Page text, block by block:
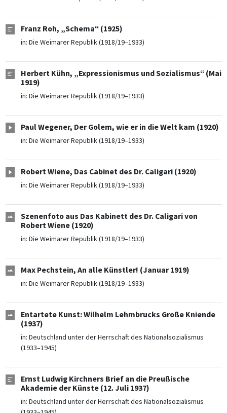
Franz Roh, „Schema“ (1925)
in: Die Weimarer Republik (1918/19–1933)
Herbert Kühn, „Expressionismus und Sozialismus“ (Mai
1919)
in: Die Weimarer Republik (1918/19–1933)
Paul Wegener, Der Golem, wie er in die Welt kam (1920)
in: Die Weimarer Republik (1918/19–1933)
Robert Wiene, Das Cabinet des Dr. Caligari (1920)
in: Die Weimarer Republik (1918/19–1933)
Szenenfoto aus Das Kabinett des Dr. Caligari von
Robert Wiene (1920)
in: Die Weimarer Republik (1918/19–1933)
Max Pechstein, An alle Künstler! (Januar 1919)
in: Die Weimarer Republik (1918/19–1933)
Entartete Kunst: Wilhelm Lehmbrucks Große Kniende
(1937)
in: Deutschland unter der Herrschaft des Nationalsozialismus
(1933–1945)
Ernst Ludwig Kirchners Brief an die Preußische
Akademie der Künste (12. Juli 1937)
in: Deutschland unter der Herrschaft des Nationalsozialismus